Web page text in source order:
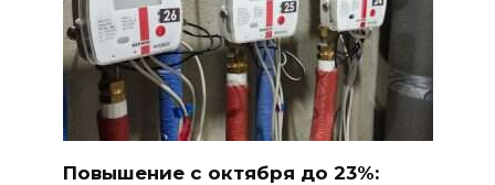
Повышение с октября до 23%: